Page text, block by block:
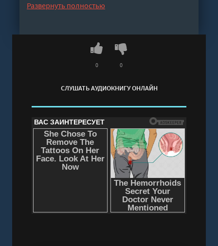
Дуриан" онлайн бесплатно без регистрации -
Развернуть полностью
СЛУШАТЬ АУДИОКНИГУ ОНЛАЙН
0 0